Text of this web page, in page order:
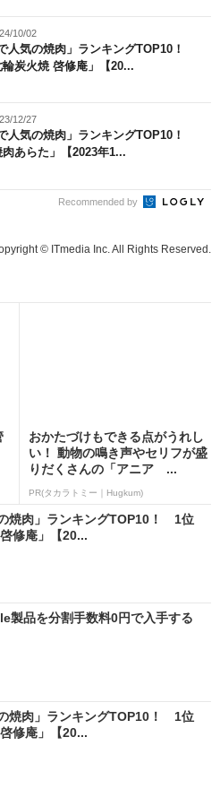
10/02
人気の焼肉」ランキングTOP10！
輪炭火焼 啓修庵」【20...
12/27
人気の焼肉」ランキングTOP10！
あらた」【2023年1...
Recommended by
© ITmedia Inc. All Rights Reserved.
おかたづけもできる点がうれし
い！ 動物の鳴き声やセリフが盛
りだくさんの「アニア ...
PR(タカラトミー｜Hugkum)
の焼肉」ランキングTOP10！ 1位
修庵」【20...
製品を分割手数料0円で入手する
の焼肉」ランキングTOP10！ 1位
修庵」【20...